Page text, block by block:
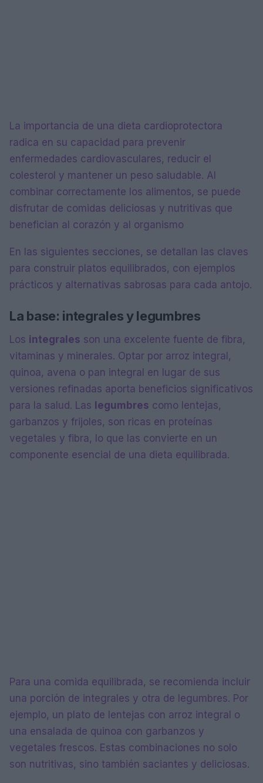
La importancia de una dieta cardioprotectora
radica en su capacidad para prevenir
enfermedades cardiovasculares, reducir el
colesterol y mantener un peso saludable. Al
combinar correctamente los alimentos, se puede
disfrutar de comidas deliciosas y nutritivas que
benefician al corazón y al organismo
En las siguientes secciones, se detallan las claves
para construir platos equilibrados, con ejemplos
prácticos y alternativas sabrosas para cada antojo.
La base: integrales y legumbres
Los integrales son una excelente fuente de fibra,
vitaminas y minerales. Optar por arroz integral,
quinoa, avena o pan integral en lugar de sus
versiones refinadas aporta beneficios significativos
para la salud. Las legumbres como lentejas,
garbanzos y frijoles, son ricas en proteínas
vegetales y fibra, lo que las convierte en un
componente esencial de una dieta equilibrada.
Para una comida equilibrada, se recomienda incluir
una porción de integrales y otra de legumbres. Por
ejemplo, un plato de lentejas con arroz integral o
una ensalada de quinoa con garbanzos y
vegetales frescos. Estas combinaciones no solo
son nutritivas, sino también saciantes y deliciosas.